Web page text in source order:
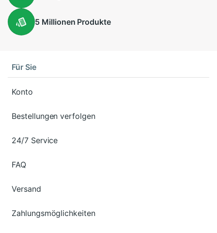
5 Millionen Produkte
Für Sie
Konto
Bestellungen verfolgen
24/7 Service
FAQ
Versand
Zahlungsmöglichkeiten